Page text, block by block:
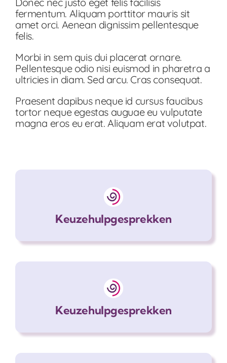
fermentum. Aliquam porttitor mauris sit
amet orci. Aenean dignissim pellentesque
felis.
Morbi in sem quis dui placerat ornare.
Pellentesque odio nisi euismod in pharetra a
ultricies in diam. Sed arcu. Cras consequat.
Praesent dapibus neque id cursus faucibus
tortor neque egestas auguae eu vulputate
magna eros eu erat. Aliquam erat volutpat.
Keuzehulpgesprekken
Keuzehulpgesprekken